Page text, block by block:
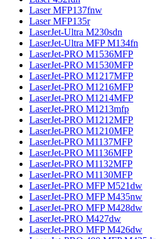
Laser MFP137fnw
Laser MFP135r
LaserJet-Ultra M230sdn
LaserJet-Ultra MFP M134fn
LaserJet-PRO M1536MFP
LaserJet-PRO M1530MFP
LaserJet-PRO M1217MFP
LaserJet-PRO M1216MFP
LaserJet-PRO M1214MFP
LaserJet-PRO M1213mfp
LaserJet-PRO M1212MFP
LaserJet-PRO M1210MFP
LaserJet-PRO M1137MFP
LaserJet-PRO M1136MFP
LaserJet-PRO M1132MFP
LaserJet-PRO M1130MFP
LaserJet-PRO MFP M521dw
LaserJet-PRO MFP M435nw
LaserJet-PRO MFP M428dw
LaserJet-PRO M427dw
LaserJet-PRO MFP M426dw